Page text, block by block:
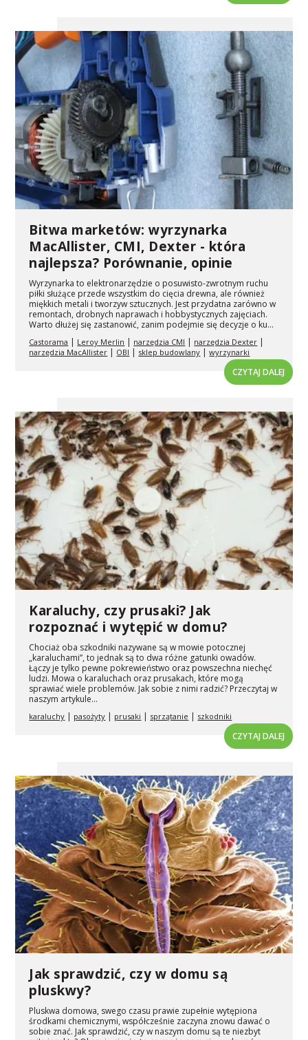
Bitwa marketów: wyrzynarka
MacAllister, CMI, Dexter - która
najlepsza? Porównanie, opinie
Wyrzynarka to elektronarzędzie o posuwisto-zwrotnym ruchu
piłki służące przede wszystkim do cięcia drewna, ale również
miękkich metali i tworzyw sztucznych. Jest przydatna zarówno w
remontach, drobnych naprawach i hobbystycznych zajęciach.
Warto dłużej się zastanowić, zanim podejmie się decyzje o ku...
Castorama | Leroy Merlin | narzędzia CMI | narzędzia Dexter |
narzędzia MacAllister | OBI | sklep budowlany |wyrzynarki
CZYTAJ DALEJ
Karaluchy, czy prusaki? Jak
rozpoznać i wytępić w domu?
Chociaż oba szkodniki nazywane są w mowie potocznej
„karaluchami”, to jednak są to dwa różne gatunki owadów.
Łączy je tylko pewne pokrewieństwo oraz powszechna niechęć
ludzi. Mowa o karaluchach oraz prusakach, które mogą
sprawiać wiele problemów. Jak sobie z nimi radzić? Przeczytaj w
naszym artykule...
karaluchy | pasożyty | prusaki | sprzątanie | szkodniki
CZYTAJ DALEJ
Jak sprawdzić, czy w domu są
pluskwy?
Pluskwa domowa, swego czasu prawie zupełnie wytępiona
środkami chemicznymi, współcześnie zaczyna znowu dawać o
sobie znać. Jak sprawdzić, czy w naszym domu są te niezbyt